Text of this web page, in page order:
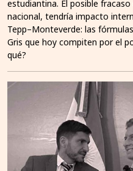
estudiantina. El posible
nacional, tendría impacto
Tepp–Monteverde: las
Gris que hoy compiten por el
qué?